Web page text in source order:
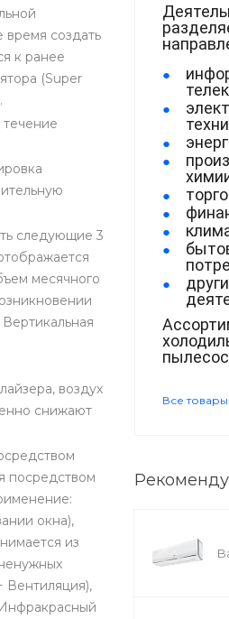
создать
к ранее
(Super
следующие 3
месячного
воздух
снижают
посредством
окна),
из
Вентиляция),
Все